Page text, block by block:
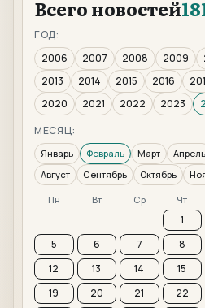
Всего новостей
ГОД:
2006
2007 2008 2009
2013
2014 2015 2016
2020
2021 2022 2023
МЕСЯЦ:
Январь Февраль Март Апрель
Август
Сентябрь Октябрь
Пн Вт Ср Чт
1
5
6 7 8
12
13 14 15
19
20 21 22